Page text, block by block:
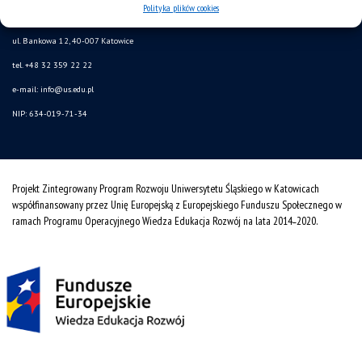
Polityka plików cookies
ul. Bankowa 12, 40-007 Katowice
tel. +48 32 359 22 22
e-mail: info@us.edu.pl
NIP: 634-019-71-34
Projekt Zintegrowany Program Rozwoju Uniwersytetu Śląskiego w Katowicach
współfinansowany przez Unię Europejską z Europejskiego Funduszu Społecznego w
ramach Programu Operacyjnego Wiedza Edukacja Rozwój na lata 2014˗2020.